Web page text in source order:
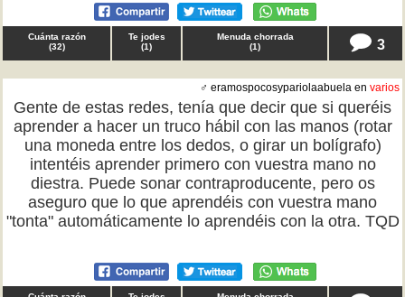
Cuánta razón
(32)
Te jodes
(1)
Menuda chorrada
(1) 3
♂ eramospocosypariolaabuela en varios
Gente de estas redes, tenía que decir que si queréis
aprender a hacer un truco hábil con las manos (rotar
una moneda entre los dedos, o girar un bolígrafo)
intentéis aprender primero con vuestra mano no
diestra. Puede sonar contraproducente, pero os
aseguro que lo que aprendéis con vuestra mano
"tonta" automáticamente lo aprendéis con la otra. TQD